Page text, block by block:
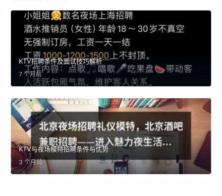
KTV招聘条件及面试技巧解析
7 个月前
KTV与夜场模特招聘条件与优势
3 个月前